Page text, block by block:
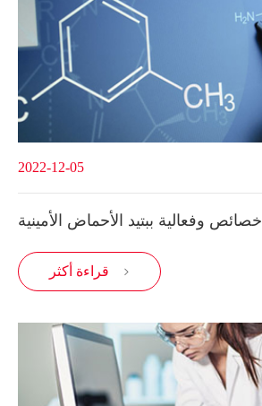
2022-12-05
خصائص وفعالية ببتيد الأحماض الأمينية
قراءة أكثر 